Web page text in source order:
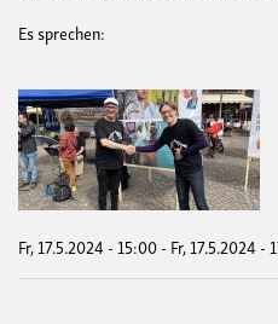
Es sprechen:
Fr, 17.5.2024 - 15:00- Fr, 17.5.2024 -